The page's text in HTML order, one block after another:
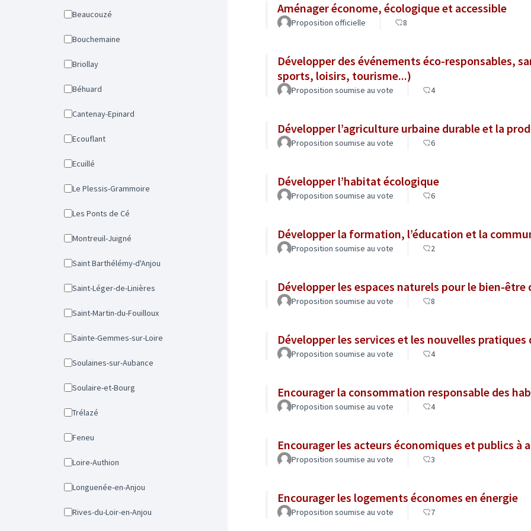
Beaucouzé
Bouchemaine
Briollay
Béhuard
Cantenay-Epinard
Ecouflant
Ecuillé
Le Plessis-Grammoire
Les Ponts de Cé
Montreuil-Juigné
Saint Barthélémy-d'Anjou
Saint-Léger-de-Linières
Saint-Martin-du-Fouilloux
Sainte-Gemmes-sur-Loire
Soulaines-sur-Aubance
Soulaire-et-Bourg
Trélazé
Feneu
Loire-Authion
Longuenée-en-Anjou
Rives-du-Loir-en-Anjou
Aménager économe, écologique et accessible
Proposition officielle 8
Développer des événements éco-responsables,
sports, loisirs, tourisme...)
Proposition soumise au vote 4
Développer l’agriculture urbaine durable et la
Proposition soumise au vote 6
Développer l’habitat écologique
Proposition soumise au vote 6
Développer la formation, l’éducation et la
Proposition soumise au vote 2
Développer les espaces naturels pour le bien-être
Proposition soumise au vote 8
Développer les services et les nouvelles
Proposition soumise au vote 4
Encourager la consommation responsable des
Proposition soumise au vote 4
Encourager les acteurs économiques et publics à
Proposition soumise au vote 3
Encourager les logements économes en énergie
Proposition soumise au vote 7